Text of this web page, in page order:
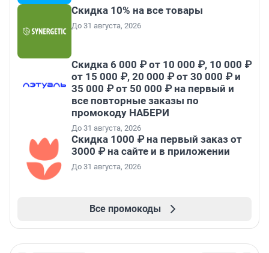
Скидка 10% на все товары
До 31 августа, 2026
Скидка 6 000 ₽ от 10 000 ₽, 10 000 ₽
от 15 000 ₽, 20 000 ₽ от 30 000 ₽ и
35 000 ₽ от 50 000 ₽ на первый и
все повторные заказы по
промокоду НАБЕРИ
До 31 августа, 2026
Скидка 1000 ₽ на первый заказ от
3000 ₽ на сайте и в приложении
До 31 августа, 2026
Все промокоды